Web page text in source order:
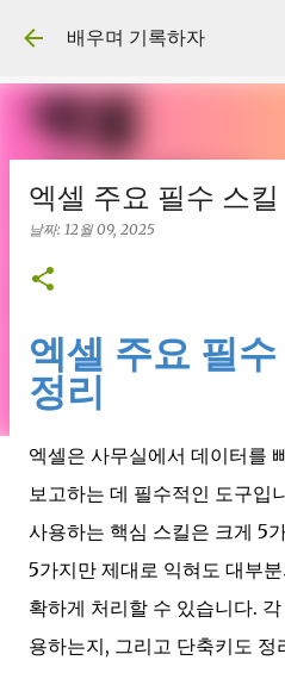
기본 콘텐츠로
배우며 기록하자
엑셀 주요 필수 스킬
날짜: 12월 09, 2025
엑셀 주요 필
정리
엑셀은 사무실에서 데이터를
보고하는 데 필수적인 도구입
사용하는 핵심 스킬은 크게 5
5가지만 제대로 익혀도 대부
확하게 처리할 수 있습니다.
용하는지, 그리고 단축키도 정